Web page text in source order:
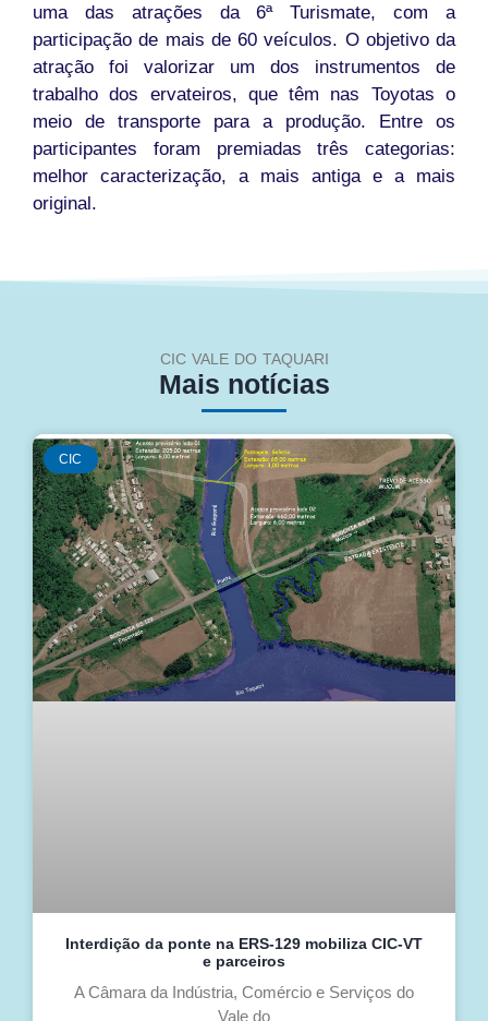
uma das atrações da 6ª Turismate, com a
participação de mais de 60 veículos. O objetivo da
atração foi valorizar um dos instrumentos de
trabalho dos ervateiros, que têm nas Toyotas o
meio de transporte para a produção. Entre os
participantes foram premiadas três categorias:
melhor caracterização, a mais antiga e a mais
original.
CIC VALE DO TAQUARI
Mais notícias
CIC
Interdição da ponte na ERS-129 mobiliza CIC-VT
e parceiros
A Câmara da Indústria, Comércio e Serviços do
Vale do